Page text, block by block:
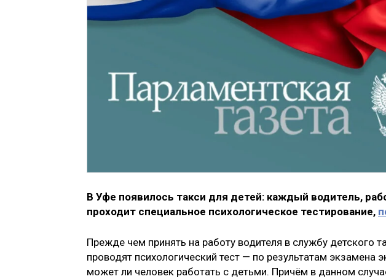
В Уфе появилось такси для детей: каждый водитель,
проходит специальное психологическое тестирование,
Прежде чем принять на работу водителя в службу детского
проводят психологический тест — по результатам экзамена
может ли человек работать с детьми. Причём в данном